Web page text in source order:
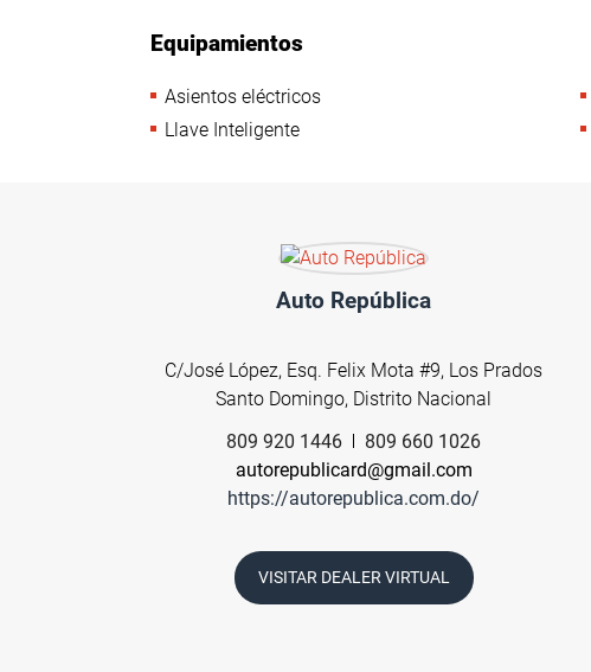
Equipamientos
Asientos eléctricos
Llave Inteligente
Auto República
C/José López, Esq. Felix Mota #9, Los Prados
Santo Domingo, Distrito Nacional
809 920 1446
809 660 1026
autorepublicard@gmail.com
https://autorepublica.com.do/
VISITAR DEALER VIRTUAL